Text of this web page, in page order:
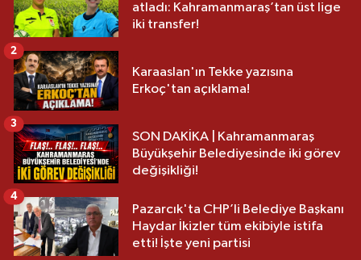
atladı: Kahramanmaraş’tan üst lige
iki transfer!
Karaaslan'ın Tekke yazısına
Erkoç'tan açıklama!
2
SON DAKİKA | Kahramanmaraş
Büyükşehir Belediyesinde iki görev
değişikliği!
3
Pazarcık'ta CHP’li Belediye Başkanı
Haydar İkizler tüm ekibiyle istifa
etti! İşte yeni partisi
4